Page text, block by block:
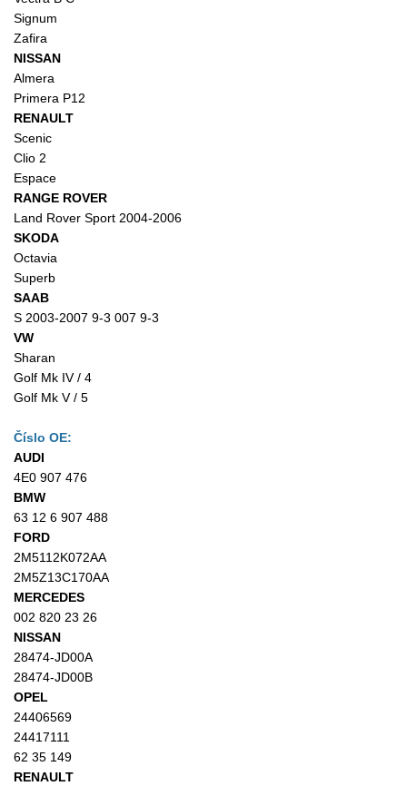
Signum
Zafira
NISSAN
Almera
Primera P12
RENAULT
Scenic
Clio 2
Espace
RANGE ROVER
Land Rover Sport 2004-2006
SKODA
Octavia
Superb
SAAB
S 2003-2007 9-3 007 9-3
VW
Sharan
Golf Mk IV / 4
Golf Mk V / 5
Číslo OE:
AUDI
4E0 907 476
BMW
63 12 6 907 488
FORD
2M5112K072AA
2M5Z13C170AA
MERCEDES
002 820 23 26
NISSAN
28474-JD00A
28474-JD00B
OPEL
24406569
24417111
62 35 149
RENAULT